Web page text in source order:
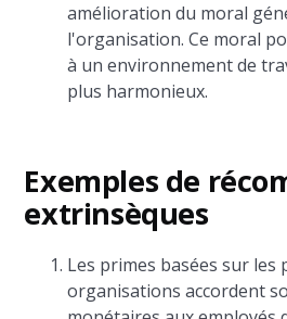
amélioration du moral
l'organisation. Ce moral
à un environnement de
plus harmonieux.
Exemples de
extrinsèques
Les primes basées sur les
organisations accordent